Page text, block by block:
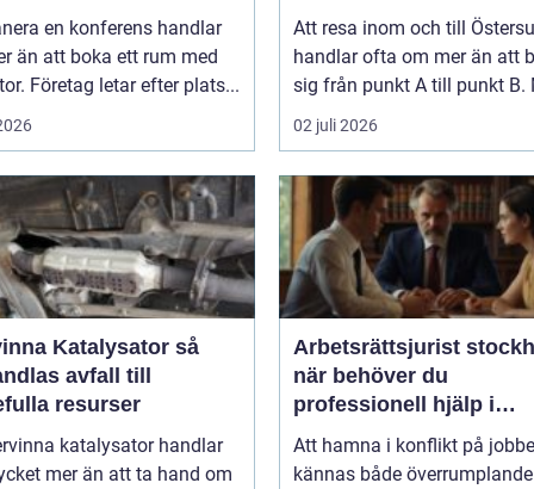
en konferens handlar
än att boka ett rum med
Företag letar efter plats...
Att resa inom och till
handlar ofta om mer än att
sig från punkt A till punkt B.
02 juli 2026
Katalysator så
avfall till
resurser
katalysator handlar
mer än att ta hand om
Arbetsrättsjurist
när behöver du
professionell hjälp i
arbetslivet?
Att hamna i konflikt på
kännas både